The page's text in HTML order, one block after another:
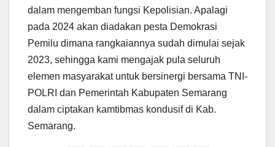
dalam mengemban fungsi Kepolisian. Apalagi
pada 2024 akan diadakan pesta Demokrasi
Pemilu dimana rangkaiannya sudah dimulai sejak
2023, sehingga kami mengajak pula seluruh
elemen masyarakat untuk bersinergi bersama TNI-
POLRI dan Pemerintah Kabupaten Semarang
dalam ciptakan kamtibmas kondusif di Kab.
Semarang.